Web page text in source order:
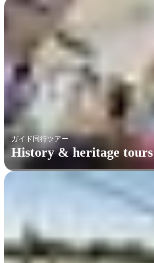
ガイド同行ツアー
History & heritage tours